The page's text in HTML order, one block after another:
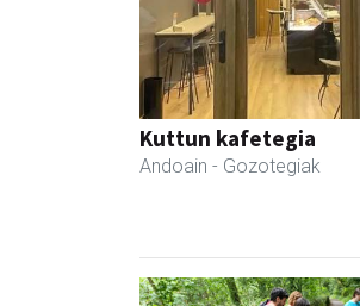
Kuttun kafetegia
Andoain - Gozotegiak